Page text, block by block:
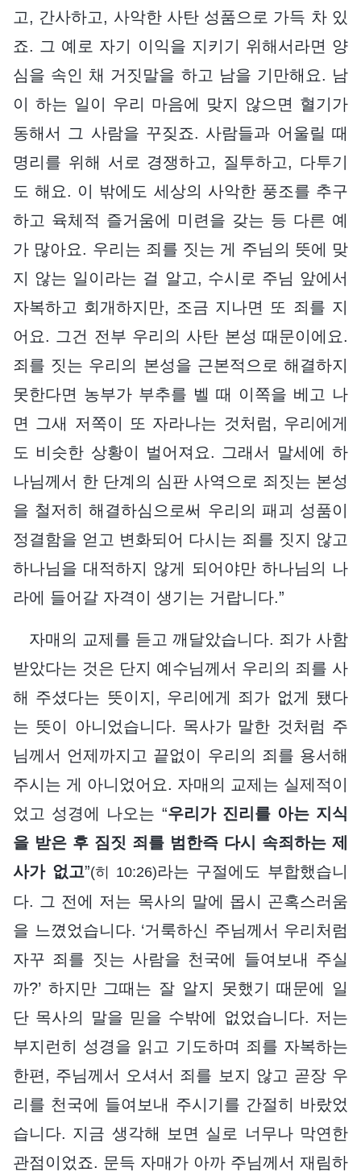
고, 간사하고, 사악한 사탄 성품으로 가득 차 있
죠. 그 예로 자기 이익을 지키기 위해서라면 양
심을 속인 채 거짓말을 하고 남을 기만해요. 남
이 하는 일이 우리 마음에 맞지 않으면 혈기가
동해서 그 사람을 꾸짖죠. 사람들과 어울릴 때
명리를 위해 서로 경쟁하고, 질투하고, 다투기
도 해요. 이 밖에도 세상의 사악한 풍조를 추구
하고 육체적 즐거움에 미련을 갖는 등 다른 예
가 많아요. 우리는 죄를 짓는 게 주님의 뜻에 맞
지 않는 일이라는 걸 알고, 수시로 주님 앞에서
자복하고 회개하지만, 조금 지나면 또 죄를 지
어요. 그건 전부 우리의 사탄 본성 때문이에요.
죄를 짓는 우리의 본성을 근본적으로 해결하지
못한다면 농부가 부추를 벨 때 이쪽을 베고 나
면 그새 저쪽이 또 자라나는 것처럼, 우리에게
도 비슷한 상황이 벌어져요. 그래서 말세에 하
나님께서 한 단계의 심판 사역으로 죄짓는 본성
을 철저히 해결하심으로써 우리의 패괴 성품이
정결함을 얻고 변화되어 다시는 죄를 짓지 않고
하나님을 대적하지 않게 되어야만 하나님의 나
라에 들어갈 자격이 생기는 거랍니다.”
자매의 교제를 듣고 깨달았습니다. 죄가 사함
받았다는 것은 단지 예수님께서 우리의 죄를 사
해 주셨다는 뜻이지, 우리에게 죄가 없게 됐다
는 뜻이 아니었습니다. 목사가 말한 것처럼 주
님께서 언제까지고 끝없이 우리의 죄를 용서해
주시는 게 아니었어요. 자매의 교제는 실제적이
었고 성경에 나오는 “우리가 진리를 아는 지식
을 받은 후 짐짓 죄를 범한즉 다시 속죄하는 제
사가 없고”(히 10:26)라는 구절에도 부합했습니
다. 그 전에 저는 목사의 말에 몹시 곤혹스러움
을 느꼈었습니다. ‘거룩하신 주님께서 우리처럼
자꾸 죄를 짓는 사람을 천국에 들여보내 주실
까?’ 하지만 그때는 잘 알지 못했기 때문에 일
단 목사의 말을 믿을 수밖에 없었습니다. 저는
부지런히 성경을 읽고 기도하며 죄를 자복하는
한편, 주님께서 오셔서 죄를 보지 않고 곧장 우
리를 천국에 들여보내 주시기를 간절히 바랐었
습니다. 지금 생각해 보면 실로 너무나 막연한
관점이었죠. 문득 자매가 아까 주님께서 재림하